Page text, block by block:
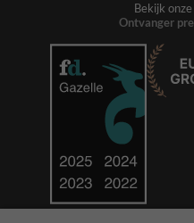
Bekijk onze
Ontvanger